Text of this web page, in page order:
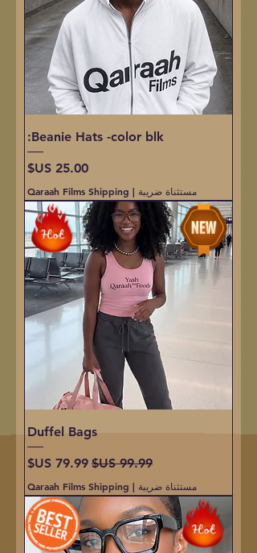
Beanie Hats -color blk:
السعر
مستثناة ضريبة |
Qaraah Films Shipping
Duffel Bags
سعر عادي سعر البيع
مستثناة ضريبة |
Qaraah Films Shipping